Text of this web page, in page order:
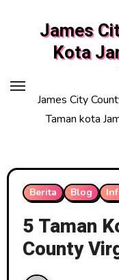
James
Kota
James City
Taman kota
Berita Blog
5 Taman
County